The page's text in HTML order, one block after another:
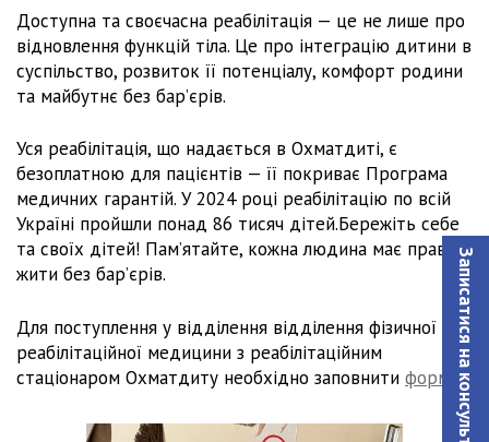
Записатися на консультацiю
Доступна та своєчасна реабілітація — це не лише про
відновлення функцій тіла. Це про інтеграцію дитини в
суспільство, розвиток її потенціалу, комфорт родини
та майбутнє без бар’єрів.
Уся реабілітація, що надається в Охматдиті, є
безоплатною для пацієнтів — її покриває Програма
медичних гарантій. У 2024 році реабілітацію по всій
Україні пройшли понад 86 тисяч дітей.Бережіть себе
та своїх дітей! Памʼятайте, кожна людина має право
жити без барʼєрів.
Для поступлення у відділення відділення фізичної та
реабілітаційної медицини з реабілітаційним
стаціонаром Охматдиту необхідно заповнити форму.